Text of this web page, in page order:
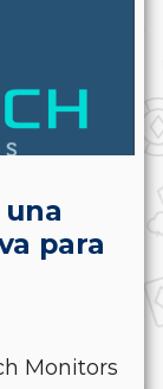
para
Monitors